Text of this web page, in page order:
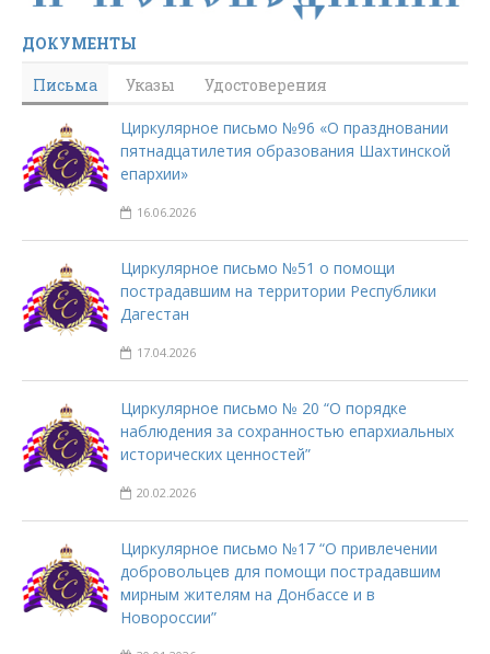
ДОКУМЕНТЫ
Письма
Указы Удостоверения
Циркулярное письмо №96 «О праздновании
пятнадцатилетия образования Шахтинской
епархии»
16.06.2026
Циркулярное письмо №51 о помощи
пострадавшим на территории Республики
Дагестан
17.04.2026
Циркулярное письмо № 20 “О порядке
наблюдения за сохранностью епархиальных
исторических ценностей”
20.02.2026
Циркулярное письмо №17 “О привлечении
добровольцев для помощи пострадавшим
мирным жителям на Донбассе и в
Новороссии”